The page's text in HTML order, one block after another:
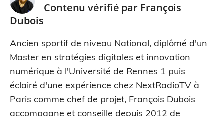
Contenu vérifié par François
Dubois
Ancien sportif de niveau National, diplômé d'un
Master en stratégies digitales et innovation
numérique à l'Université de Rennes 1 puis
éclairé d'une expérience chez NextRadioTV à
Paris comme chef de projet, François Dubois
accompagne et conseille depuis 2012 de